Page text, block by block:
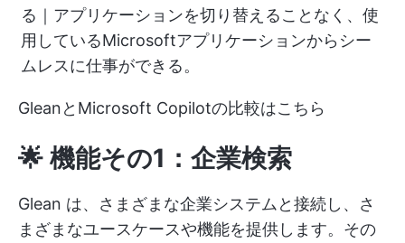
る｜アプリケーションを切り替えることなく、使
用しているMicrosoftアプリケーションからシー
ムレスに仕事ができる。
GleanとMicrosoft Copilotの比較はこちら
🌟 機能その1：企業検索
Glean は、さまざまな企業システムと接続し、さ
まざまなユースケースや機能を提供します。その